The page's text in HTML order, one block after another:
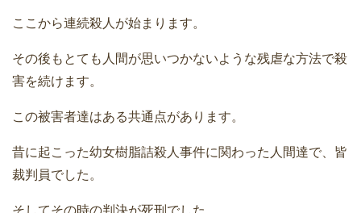
ここから連続殺人が始まります。
その後もとても人間が思いつかないような残虐な方法で殺
害を続けます。
この被害者達はある共通点があります。
昔に起こった幼女樹脂詰殺人事件に関わった人間達で、皆
裁判員でした。